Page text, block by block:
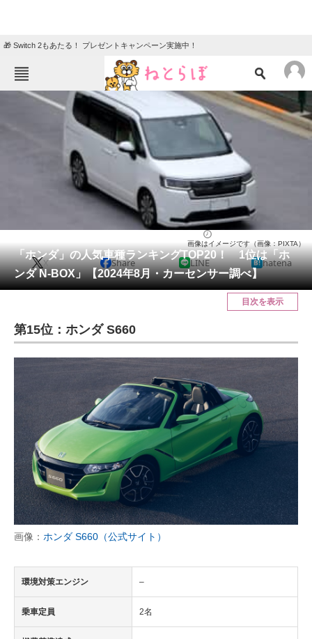
🎁 Switch 2もあたる！ プレゼントキャンペーン実施中！
ねとらぼメニュー
ニュース
地域
教育・育児
リサーチ
会員記事
メディア
ITの今と未来を見通す
スマホと通信の最新トレンド
進化するPCとデバイスの未来
好きが集まる 比べて選べる
ビジネスと働き方のヒント
AI活用のいまが分かる
企業ITのトレンドを詳説
マーケ×ITの今がよく分かる
ITエンジニア向け専門サイト
「ホンダ」の人気車種ランキングTOP20！ 1位は「ホ
ンダ N-BOX」【2024年8月・カーセンサー調べ】
画像はイメージです（画像：PIXTA）
X Share LINE hatena
目次を表示
第15位：ホンダ S660
画像： ホンダ S660（公式サイト）
環境対策エンジン –
乗車定員 2名